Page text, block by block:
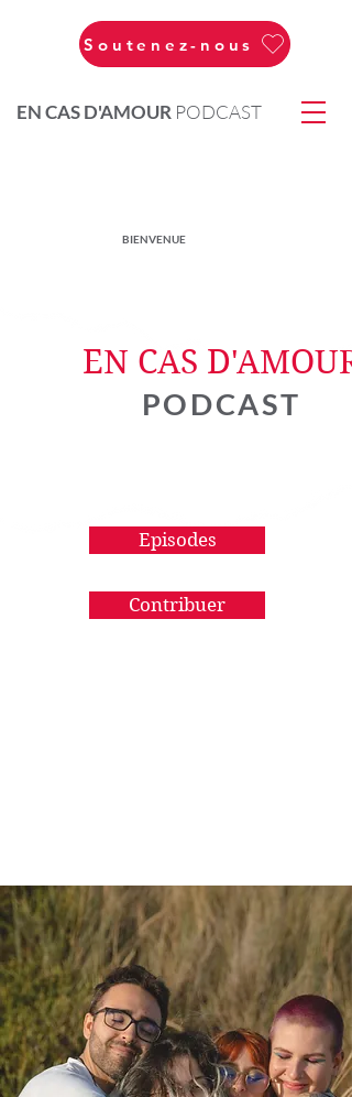
EN CAS D'AMOUR PODCAST
Soutenez-nous
BIENVENUE
EN CAS D'AMOUR
PODCAST
Contribuer
Episodes